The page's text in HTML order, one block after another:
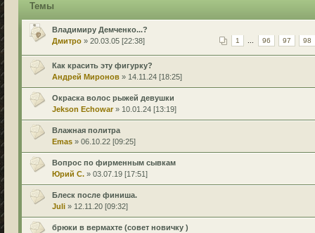
Темы
Владимиру Демченко...?
1 96 97 98
Дмитро » 20.03.05 [22:38]
Как красить эту фигурку?
Андрей Миронов » 14.11.24 [18:25]
Окраска волос рыжей девушки
Jekson Echowar» 10.01.24 [13:19]
Влажная политра
Emas » 06.10.22 [09:25]
Вопрос по фирменным сывкам
Юрий С. » 03.07.19 [17:51]
Блеск после финиша.
Juli » 12.11.20 [09:32]
брюки в вермахте (совет новичку )